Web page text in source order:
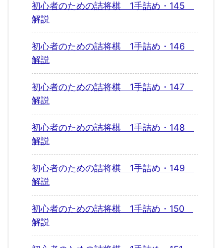
初心者のための詰将棋 1手詰め・145
解説
初心者のための詰将棋 1手詰め・146
解説
初心者のための詰将棋 1手詰め・147
解説
初心者のための詰将棋 1手詰め・148
解説
初心者のための詰将棋 1手詰め・149
解説
初心者のための詰将棋 1手詰め・150
解説